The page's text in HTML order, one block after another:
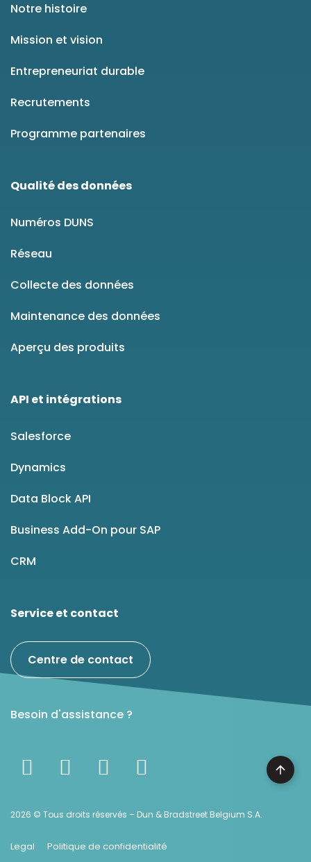
Notre histoire
Mission et vision
Entrepreneuriat durable
Recrutements
Programme partenaires
Qualité des données
Numéros DUNS
Réseau
Collecte des données
Maintenance des données
Aperçu des produits
API et intégrations
Salesforce
Dynamics
Data Block API
Business Add-On pour SAP
CRM
Service et contact
Centre de contact
Besoin d'assistance ?
2026 © Tous droits réservés – Dun & Bradstreet Belgium S.A.
Legal Politique de confidentialité